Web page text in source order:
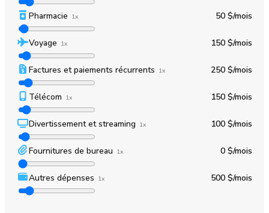
Pharmacie 1x 50 $/mois
Voyage 1x 150 $/mois
Factures et paiements récurrents 1x 250 $/mois
Télécom 1x 150 $/mois
Divertissement et streaming 1x 100 $/mois
Fournitures de bureau 1x 0 $/mois
Autres dépenses 1x 500 $/mois